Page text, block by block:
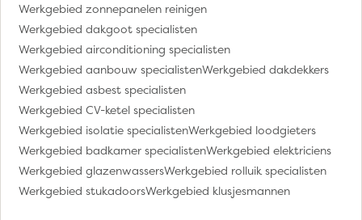
Werkgebied zonnepanelen reinigen
Werkgebied dakgoot specialisten
Werkgebied airconditioning specialisten
Werkgebied aanbouw specialistenWerkgebied dakdekkers
Werkgebied asbest specialisten
Werkgebied CV-ketel specialisten
Werkgebied isolatie specialistenWerkgebied loodgieters
Werkgebied badkamer specialistenWerkgebied elektriciens
Werkgebied glazenwassersWerkgebied rolluik specialisten
Werkgebied stukadoorsWerkgebied klusjesmannen